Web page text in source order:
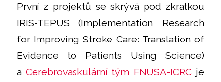
První z projektů se skrývá pod zkratkou
IRIS-TEPUS (Implementation Research
for Improving Stroke Care: Translation of
Evidence to Patients Using Science)
aCerebrovaskulární tým FNUSA-ICRCje